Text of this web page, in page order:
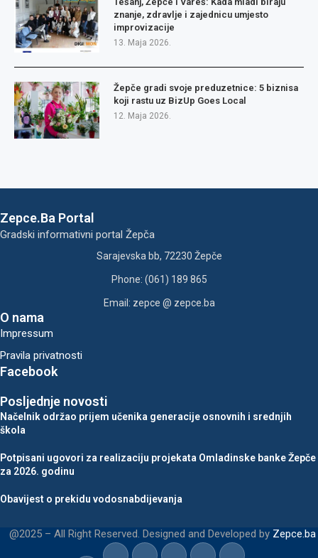
znanje, zdravlje i zajednicu umjesto
improvizacije
13. Maja 2026.
Žepče gradi svoje preduzetnice: 5 biznisa
koji rastu uz BizUp Goes Local
12. Maja 2026.
Zepce.Ba Portal
Gradski informativni portal Žepča
Sarajevska bb, 72230 Žepče
Phone: (061) 189 865
Email: zepce @ zepce.ba
O nama
Impressum
Pravila privatnosti
Facebook
Posljednje novosti
Načelnik održao prijem učenika generacije osnovnih i srednjih
škola
Potpisani ugovori za realizaciju projekata Omladinske banke Žepče
za 2026. godinu
Obavijest o prekidu vodosnabdijevanja
@2025 – All Right Reserved. Designed and Developed by Zepce.ba